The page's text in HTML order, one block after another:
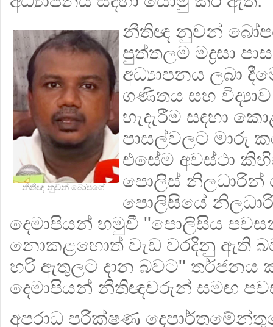
නීතීඥ නුවන් බෝපගේ
නීතිඥ නුවන්
පුත්තලම මද්‍රසා
අධ්‍යාපනය ලබා
ගණිතය සහ
හැදැරීම සඳහා
පාසල්වලට මාරු
එසේම අවස්ථා
පොලිස් නිලධාරින්
පොලිසියේ
දෙමාපියන් හමුවී ''පොලිසිය
නොකළහොත් වැඩ වරදිනු ඇති
හරි ඇතුලට දාන බවට'' තර්ජනය
දෙමාපියන් නීතිඥවරුන් සමඟ
අපරාධ පරීක්ෂණ